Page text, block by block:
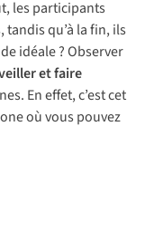
les participants
qu’à la fin, ils
idéale ? Observer
et faire
En effet, c’est cet
où vous pouvez